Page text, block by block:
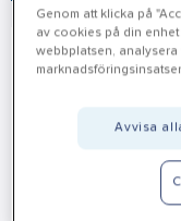
Genom att klicka på
av cookies på din
webbplatsen,
Avvisa